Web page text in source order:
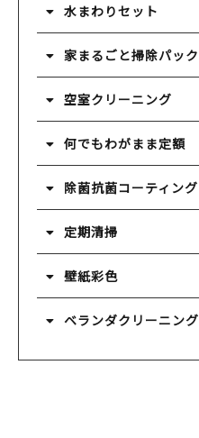
水まわりセット
家まるごと掃除パック
空室クリーニング
何でもわがまま定額
除菌抗菌コーティング
定期清掃
壁紙彩色
ベランダクリーニング